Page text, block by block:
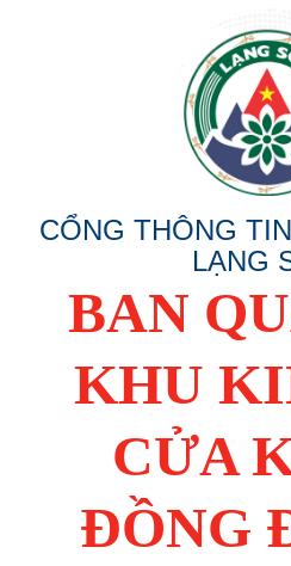
CỔNG THÔNG
LẠNG
BAN
KHU
CỬA
ĐỒNG